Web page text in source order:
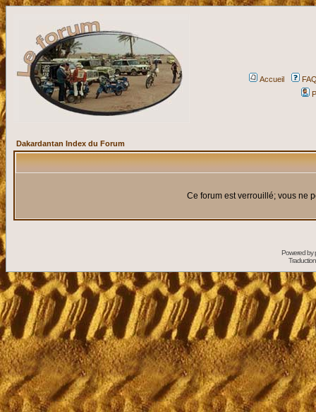
Accueil
Dakardantan Index du Forum
Ce forum est verrouillé; vous ne
Powered by